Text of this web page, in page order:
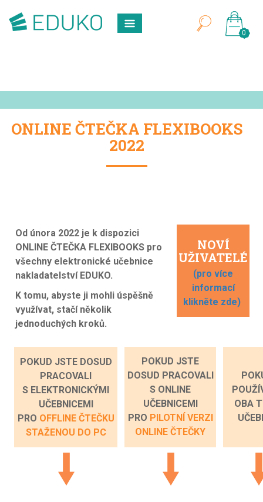
0
ONLINE ČTEČKA FLEXIBOOKS
2022
Od února 2022 je k dispozici
ONLINE ČTEČKA FLEXIBOOKS pro
všechny elektronické učebnice
nakladatelství EDUKO.
K tomu, abyste ji mohli úspěšně
využívat, stačí několik
jednoduchých kroků.
NOVÍ
UŽIVATELÉ
(pro více
informací
klikněte zde)
POKUD JSTE DOSUD
PRACOVALI
S ELEKTRONICKÝMI
UČEBNICEMI
PRO OFFLINE ČTEČKU
STAŽENOU DO PC
POKUD JSTE
DOSUD PRACOVALI
S ONLINE
UČEBNICEMI
PRO PILOTNÍ VERZI
ONLINE ČTEČKY
OBA